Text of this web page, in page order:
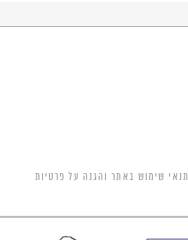
תנאי שימוש באתר והגנה על פרטיות